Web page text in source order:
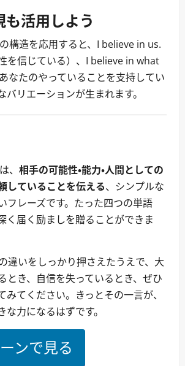
活用しよう
構造を応用すると、I believe in us.
を信じている）、I believe in what
なたのやっていることを支持してい
バリエーションが生まれます。
、 相手の可能性・能力・人間としての
していることを伝える、シンプルな
フレーズです。たった四つの単語
く届く励ましを贈ることができま
違いをしっかり押さえたうえで、大
とき、自信を失っているとき、ぜひ
みてください。きっとその一言が、
力になるはずです。
ンで見る